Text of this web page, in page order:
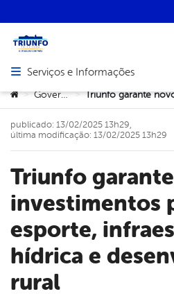
Abrir menu principal de
Serviços e Informações
Você está aqui:
> Governo >
Triunfo garante novos
investimentos
esporte,
hídrica e
rural
publicado: 13/02/2025 13h29,
última modificação: 13/02/2025 13h29